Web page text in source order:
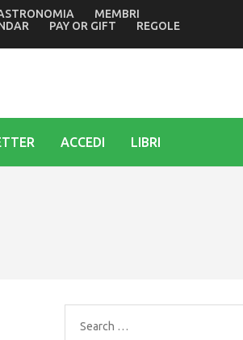
di Povoletto. Dallagnese: i premi
MEMBRI
PAY OR GIFT
REGOLE
ACCEDI LIBRI
Search